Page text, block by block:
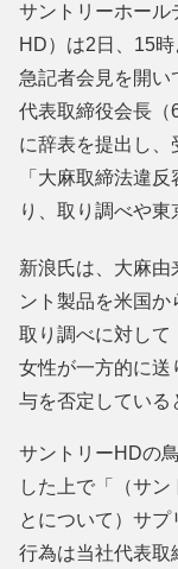
サントリーホール
HD）は2日、15
急記者会見を開い
代表取締役会長（
に辞表を提出し、
「大麻取締法違
り、取り調べや東
新浪氏は、大麻由
ント製品を米国か
取り調べに対して
女性が一方的に送
与を否定している
サントリーHDの
した上で「（サ
とについて）サ
行為は当社代表取